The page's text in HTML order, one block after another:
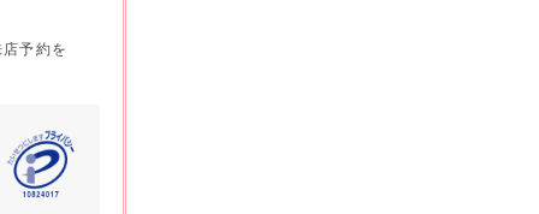
予約を